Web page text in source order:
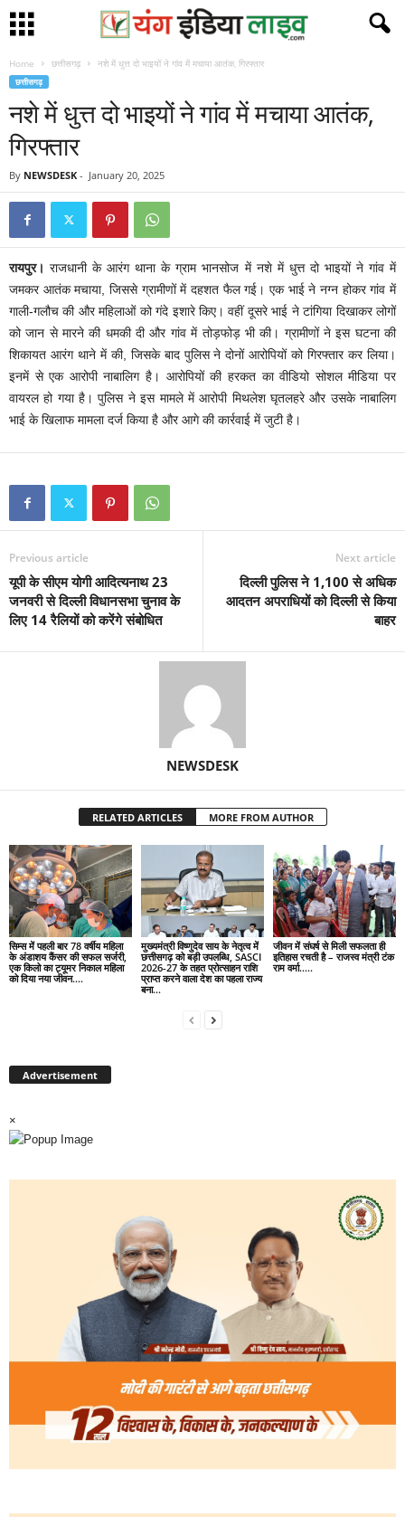
Home छत्तीसगढ़ नशे में धुत्त दो भाइयों ने गांव में मचाया आतंक, गिरफ्तार
छत्तीसगढ़
नशे में धुत्त दो भाइयों ने गांव में मचाया आतंक,
गिरफ्तार
By NEWSDESK - January 20, 2025
रायपुर।राजधानी के आरंग थाना के ग्राम भानसोज में नशे में धुत्त दो भाइयों ने गांव में
जमकर आतंक मचाया, जिससे ग्रामीणों में दहशत फैल गई। एक भाई ने नग्न होकर गांव में
गाली-गलौच की और महिलाओं को गंदे इशारे किए। वहीं दूसरे भाई ने टांगिया दिखाकर लोगों
को जान से मारने की धमकी दी और गांव में तोड़फोड़ भी की। ग्रामीणों ने इस घटना की
शिकायत आरंग थाने में की, जिसके बाद पुलिस ने दोनों आरोपियों को गिरफ्तार कर लिया।
इनमें से एक आरोपी नाबालिग है। आरोपियों की हरकत का वीडियो सोशल मीडिया पर
वायरल हो गया है। पुलिस ने इस मामले में आरोपी मिथलेश घृतलहरे और उसके नाबालिग
भाई के खिलाफ मामला दर्ज किया है और आगे की कार्रवाई में जुटी है।
Previous article
यूपी के सीएम योगी आदित्यनाथ 23
जनवरी से दिल्ली विधानसभा चुनाव के
लिए 14 रैलियों को करेंगे संबोधित
Next article
दिल्ली पुलिस ने 1,100 से अधिक
आदतन अपराधियों को दिल्ली से किया
बाहर
NEWSDESK
RELATED ARTICLES MORE FROM AUTHOR
सिम्स में पहली बार 78 वर्षीय महिला
के अंडाशय कैंसर की सफल सर्जरी,
एक किलो का ट्यूमर निकाल महिला
को दिया नया जीवन….
मुख्यमंत्री विष्णुदेव साय के नेतृत्व में
छत्तीसगढ़ को बड़ी उपलब्धि, SASCI
2026-27 के तहत प्रोत्साहन राशि
प्राप्त करने वाला देश का पहला राज्य
बना...
जीवन में संघर्ष से मिली सफलता ही
इतिहास रचती है – राजस्व मंत्री टंक
राम वर्मा…..
Advertisement
×